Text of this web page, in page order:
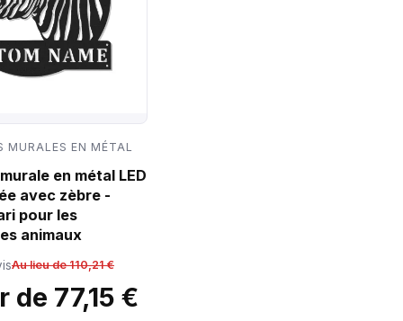
MURALES EN MÉTAL
en métal LED
avec zèbre -
pour les
animaux
Au lieu de 110,21 €
de 77,15 €